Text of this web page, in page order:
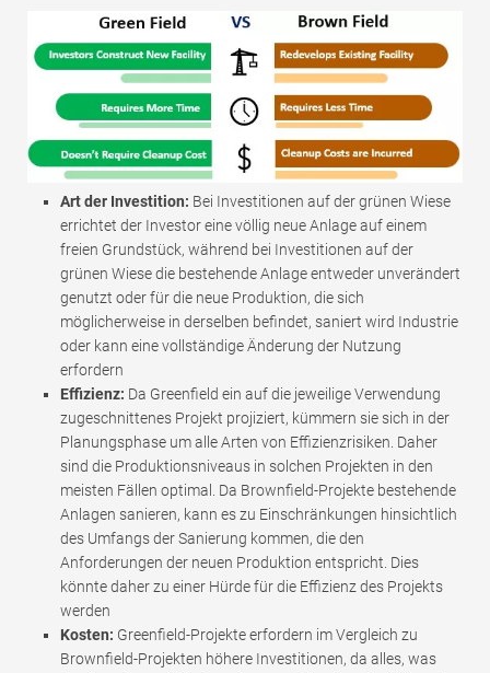
Art der Investition: Bei Investitionen auf der grünen Wiese
errichtet der Investor eine völlig neue Anlage auf einem
freien Grundstück, während bei Investitionen auf der
grünen Wiese die bestehende Anlage entweder unverändert
genutzt oder für die neue Produktion, die sich
möglicherweise in derselben befindet, saniert wird Industrie
oder kann eine vollständige Änderung der Nutzung
erfordern
Effizienz: Da Greenfield ein auf die jeweilige Verwendung
zugeschnittenes Projekt projiziert, kümmern sie sich in der
Planungsphase um alle Arten von Effizienzrisiken. Daher
sind die Produktionsniveaus in solchen Projekten in den
meisten Fällen optimal. Da Brownfield-Projekte bestehende
Anlagen sanieren, kann es zu Einschränkungen hinsichtlich
des Umfangs der Sanierung kommen, die den
Anforderungen der neuen Produktion entspricht. Dies
könnte daher zu einer Hürde für die Effizienz des Projekts
werden
Kosten: Greenfield-Projekte erfordern im Vergleich zu
Brownfield-Projekten höhere Investitionen, da alles, was